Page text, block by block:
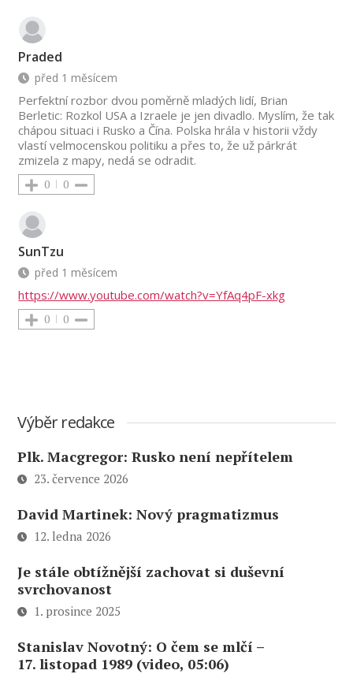
Praded
před 1 měsícem
Perfektní rozbor dvou poměrně mladých lidí, Brian
Berletic: Rozkol USA a Izraele je jen divadlo. Myslím, že tak
chápou situaci i Rusko a Čína. Polska hrála v historii vždy
vlastí velmocenskou politiku a přes to, že už párkrát
zmizela z mapy, nedá se odradit.
0 0
SunTzu
před 1 měsícem
https://www.youtube.com/watch?v=YfAq4pF-xkg
0 0
Výběr redakce
Plk. Macgregor: Rusko není nepřítelem
23. července 2026
David Martinek: Nový pragmatizmus
12. ledna 2026
Je stále obtížnější zachovat si duševní
svrchovanost
1. prosince 2025
Stanislav Novotný: O čem se mlčí –
17. listopad 1989 (video, 05:06)